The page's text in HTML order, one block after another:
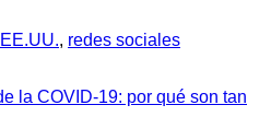
, redes sociales
la COVID-19: por qué son tan